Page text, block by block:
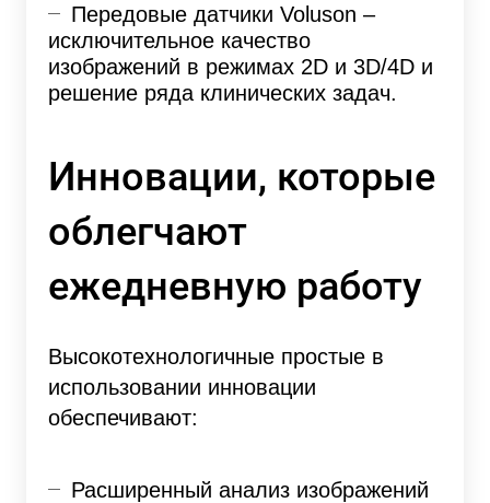
Передовые датчики Voluson –
исключительное качество
изображений в режимах 2D и 3D/4D и
решение ряда клинических задач.
Инновации, которые
облегчают
ежедневную работу
Высокотехнологичные простые в
использовании инновации
обеспечивают:
Расширенный анализ изображений